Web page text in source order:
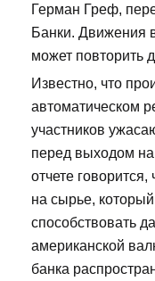
Герман Греф,
Банки. Движения
может повторить
Известно, что
автоматическом
участников
перед выходом на
отчете
на сырье,
способствовать
американской
банка